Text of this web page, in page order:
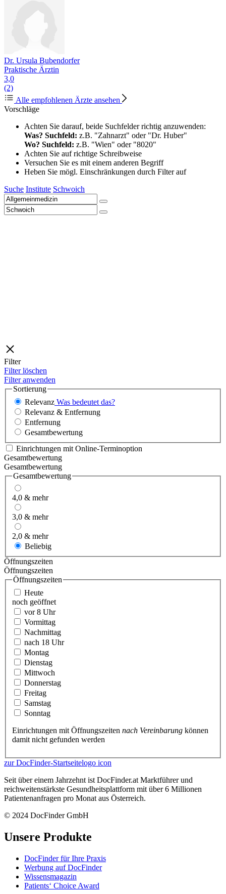
Dr. Ursula Bubendorfer
Praktische Ärztin
3,0
(2)
Alle empfohlenen Ärzte ansehen
Vorschläge
Achten Sie darauf, beide Suchfelder richtig anzuwenden:
Was? Suchfeld: z.B. "Zahnarzt" oder "Dr. Huber"
Wo? Suchfeld: z.B. "Wien" oder "8020"
Achten Sie auf richtige Schreibweise
Versuchen Sie es mit einem anderen Begriff
Heben Sie mögl. Einschränkungen durch Filter auf
Suche Institute Schwoich
Filter
Filter löschen
Filter anwenden
Sortierung
Relevanz Was bedeutet das?
Relevanz & Entfernung
Entfernung
Gesamtbewertung
Einrichtungen mit Online-Terminoption
Gesamtbewertung
Gesamtbewertung
Gesamtbewertung
4,0 & mehr
3,0 & mehr
2,0 & mehr
Beliebig
Öffnungszeiten
Öffnungszeiten
Öffnungszeiten
Heute
noch geöffnet
vor 8 Uhr
Vormittag
Nachmittag
nach 18 Uhr
Montag
Dienstag
Mittwoch
Donnerstag
Freitag
Samstag
Sonntag
Einrichtungen mit Öffnungszeiten nach Vereinbarung können
damit nicht gefunden werden
zur DocFinder-Startseitelogo icon
Seit über einem Jahrzehnt ist DocFinder.at Marktführer und
reichweitenstärkste Gesundheitsplattform mit über 6 Millionen
Patientenanfragen pro Monat aus Österreich.
© 2024 DocFinder GmbH
Unsere Produkte
DocFinder für Ihre Praxis
Werbung auf DocFinder
Wissensmagazin
Patients‘ Choice Award